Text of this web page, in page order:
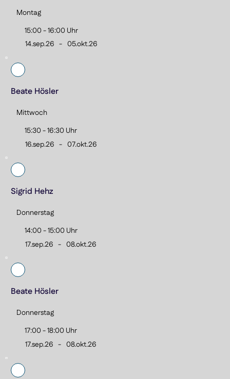
- Erste Schwimmzüge erlernen
- Gleiten, Tauchen und Atmung vertiefen
- Spielerisch Sicherheit und Vertrauen im Wasser
Montag
15:00 - 16:00 Uhr
14.sep.26 - 05.okt.26
Beate Hösler
Mittwoch
15:30 - 16:30 Uhr
16.sep.26 - 07.okt.26
Sigrid Hehz
Donnerstag
14:00 - 15:00 Uhr
17.sep.26 - 08.okt.26
Beate Hösler
Donnerstag
17:00 - 18:00 Uhr
17.sep.26 - 08.okt.26